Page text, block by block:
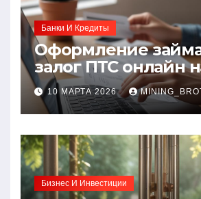
Банки И Кредиты
Оформление
залог ПТС онлайн
без визита в офис:
требования и
10 МАРТА 2026
Бизнес И Инвестиции